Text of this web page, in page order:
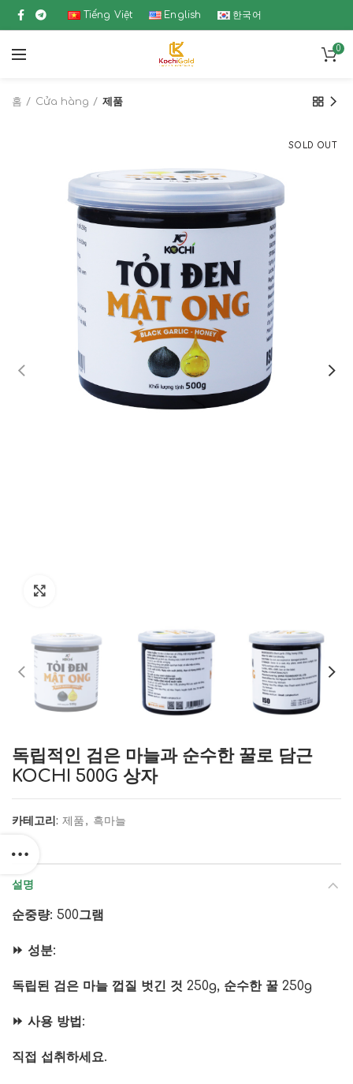
Tiếng Việt English 한국어
0
홈 Cửa hàng 제품
SOLD OUT
독립적인 검은 마늘과 순수한 꿀로 담근
KOCHI 500G 상자
카테고리: 제품 , 흑마늘
설명
순중량: 500그램
⏩ 성분:
독립된 검은 마늘 껍질 벗긴 것 250g, 순수한 꿀 250g
⏩ 사용 방법:
직접 섭취하세요.